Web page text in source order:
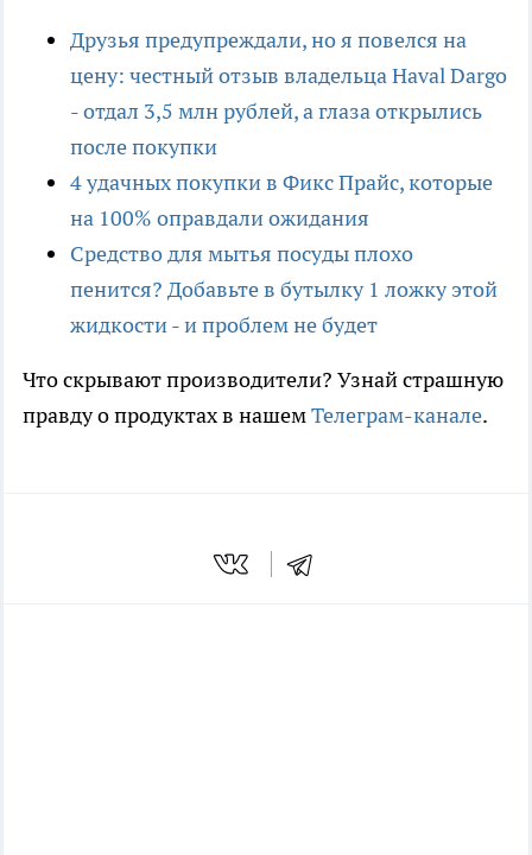
Друзья предупреждали, но я повелся на
цену: честный отзыв владельца Haval Dargo
- отдал 3,5 млн рублей, а глаза открылись
после покупки
4 удачных покупки в Фикс Прайс, которые
на 100% оправдали ожидания
Средство для мытья посуды плохо
пенится? Добавьте в бутылку 1 ложку этой
жидкости - и проблем не будет
Что скрывают производители? Узнай страшную
правду о продуктах в нашемТелеграм-канале.